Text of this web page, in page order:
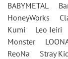
BABYMETAL
HoneyWorks
Kumi
Leo Ieiri
Monster
ReoNa
Stray